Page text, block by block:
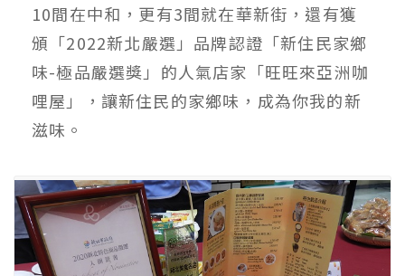
10間在中和，更有3間就在華新街，還有獲
頒「2022新北嚴選」品牌認證「新住民家鄉
味-極品嚴選獎」的人氣店家「旺旺來亞洲咖
哩屋」，讓新住民的家鄉味，成為你我的新
滋味。